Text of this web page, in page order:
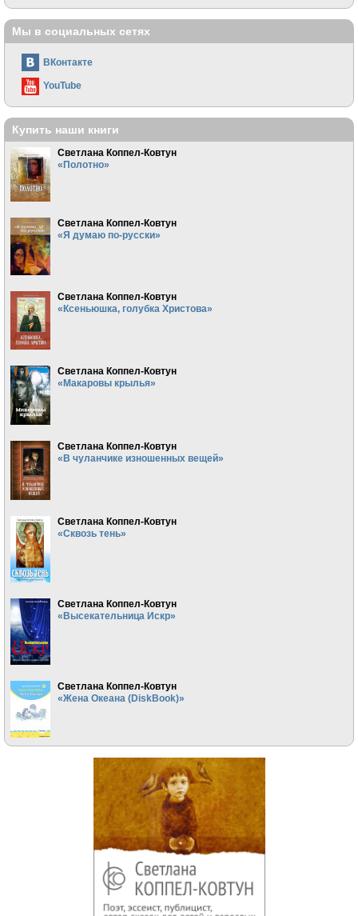
Мы в социальных сетях
ВКонтакте
YouTube
Купить наши книги
Светлана Коппел-Ковтун
«Полотно»
Светлана Коппел-Ковтун
«Я думаю по-русски»
Светлана Коппел-Ковтун
«Ксеньюшка, голубка Христова»
Светлана Коппел-Ковтун
«Макаровы крылья»
Светлана Коппел-Ковтун
«В чуланчике изношенных вещей»
Светлана Коппел-Ковтун
«Сквозь тень»
Светлана Коппел-Ковтун
«Высекательница Искр»
Светлана Коппел-Ковтун
«Жена Океана (DiskBook)»